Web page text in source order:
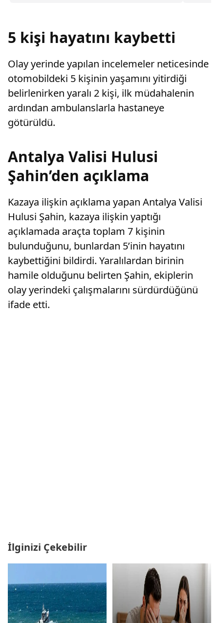
5 kişi hayatını kaybetti
Olay yerinde yapılan incelemeler neticesinde
otomobildeki 5 kişinin yaşamını yitirdiği
belirlenirken yaralı 2 kişi, ilk müdahalenin
ardından ambulanslarla hastaneye
götürüldü.
Antalya Valisi Hulusi
Şahin’den açıklama
Kazaya ilişkin açıklama yapan Antalya Valisi
Hulusi Şahin, kazaya ilişkin yaptığı
açıklamada araçta toplam 7 kişinin
bulunduğunu, bunlardan 5’inin hayatını
kaybettiğini bildirdi. Yaralılardan birinin
hamile olduğunu belirten Şahin, ekiplerin
olay yerindeki çalışmalarını sürdürdüğünü
ifade etti.
İlginizi Çekebilir